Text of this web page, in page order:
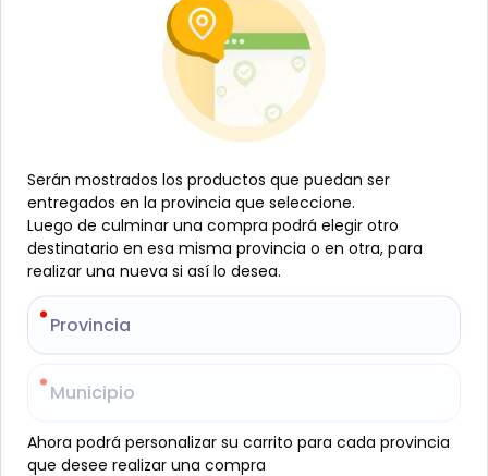
Limpieza del hogar
Detergente en polvo, 1 kg, Roma
B-JAM-001-2037
Especificaciones
-
Detergente en polvo, 1 kg, Roma, ideal para el lavado
de ropa y la limpieza general del hogar. Su fórmula
biodegradable proporciona una limpieza profunda,
eliminando manchas, grasa y suciedad en prendas
blancas y de color. Es un detergente multiusos que
también puede utilizarse en superficies y utensilios,
Serán mostrados los productos que puedan ser
entregados en la provincia que seleccione.
Luego de culminar una compra podrá elegir otro
destinatario en esa misma provincia o en otra, para
realizar una nueva si así lo desea.
Provincia
Municipio
Ahora podrá personalizar su carrito para cada provincia
que desee realizar una compra
Serán mostrados los productos que puedan ser
entregados en la provincia que seleccione.
Luego de culminar una compra podrá elegir otro
destinatario en esa misma provincia o en otra, para
realizar una nueva si así lo desea.
Provincia
Municipio
Ahora podrá personalizar su carrito para cada provincia
que desee realizar una compra